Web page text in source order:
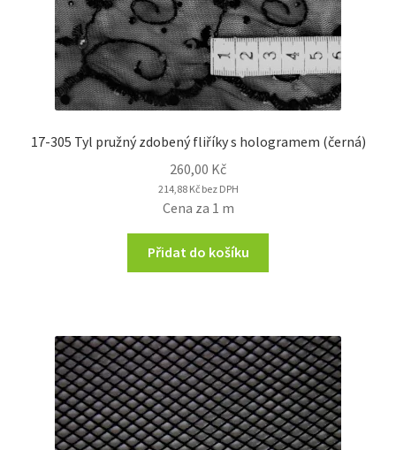
17-305 Tyl pružný zdobený fliříky s hologramem (černá)
260,00 Kč
214,88 Kčbez DPH
Cena za 1 m
Přidat do košíku